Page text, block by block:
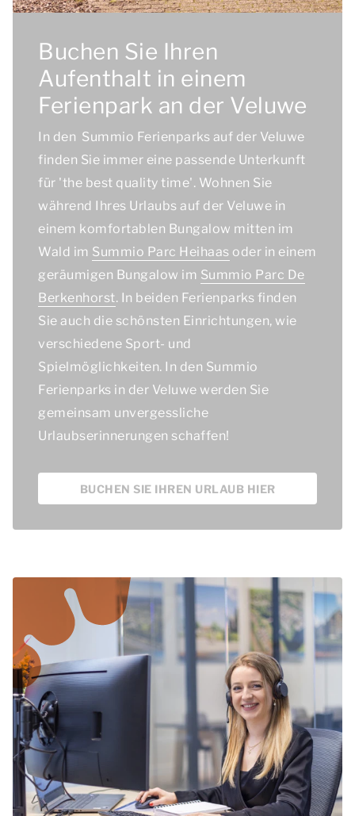
Buchen Sie Ihren
Aufenthalt in einem
Ferienpark an der Veluwe
In den Summio Ferienparks auf der Veluwe
finden Sie immer eine passende Unterkunft
für 'the best quality time'. Wohnen Sie
während Ihres Urlaubs auf der Veluwe in
einem komfortablen Bungalow mitten im
Wald im Summio Parc Heihaas oder in einem
geräumigen Bungalow im Summio Parc De
Berkenhorst. In beiden Ferienparks finden
Sie auch die schönsten Einrichtungen, wie
verschiedene Sport- und
Spielmöglichkeiten. In den Summio
Ferienparks in der Veluwe werden Sie
gemeinsam unvergessliche
Urlaubserinnerungen schaffen!
BUCHEN SIE IHREN URLAUB HIER